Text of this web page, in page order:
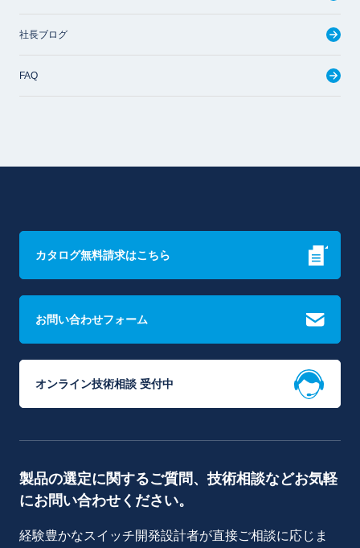
社長ブログ
FAQ
カタログ無料請求はこちら
お問い合わせフォーム
オンライン技術相談 受付中
製品の選定に関するご質問、技術相談などお気軽
にお問い合わせください。
経験豊かなスイッチ開発設計者が直接ご相談に応じま